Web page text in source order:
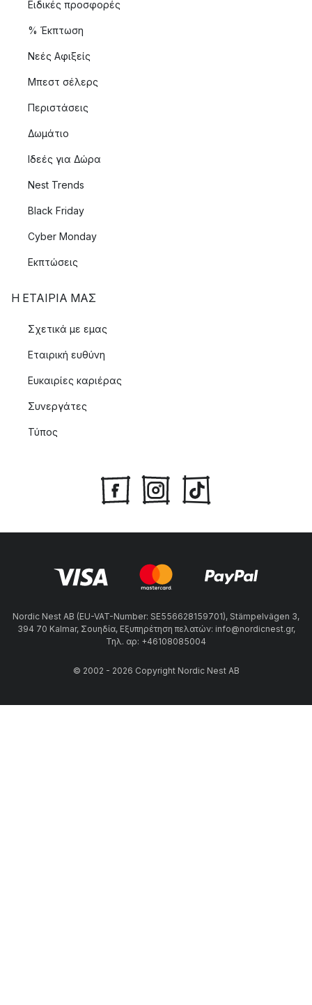
Ειδικές προσφορές
% Έκπτωση
Νεές Αφιξείς
Μπεστ σέλερς
Περιστάσεις
Δωμάτιο
Ιδεές για Δώρα
Nest Trends
Black Friday
Cyber Monday
Εκπτώσεις
Η ΕΤΑΊΡΙΑ ΜΑΣ
Σχετικά με εμας
Εταιρική ευθύνη
Ευκαιρίες καριέρας
Συνεργάτες
Τύπος
Nordic Nest AB (EU-VAT-Number: SE556628159701), Stämpelvägen 3,
394 70 Kalmar, Σουηδία, Εξυπηρέτηση πελατών: info@nordicnest.gr,
Τηλ. αρ: +46108085004
© 2002 - 2026 Copyright Nordic Nest AB